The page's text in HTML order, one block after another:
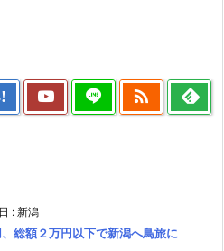

: 新潟
、総額２万円以下で新潟へ鳥旅に